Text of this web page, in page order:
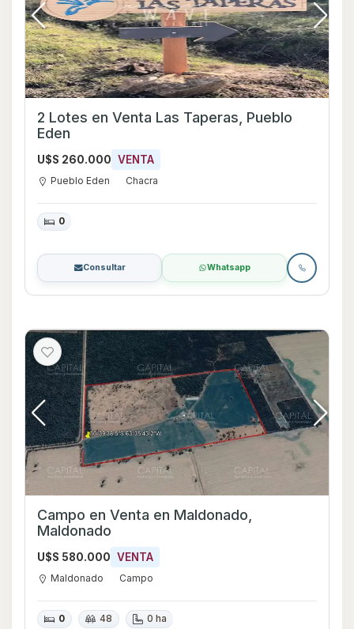
2 Lotes en Venta Las Taperas, Pueblo
Eden
U$S 260.000 VENTA
Pueblo Eden Chacra
0
Consultar Whatsapp
Campo en Venta en Maldonado,
Maldonado
U$S 580.000 VENTA
Maldonado Campo
0 48 0 ha